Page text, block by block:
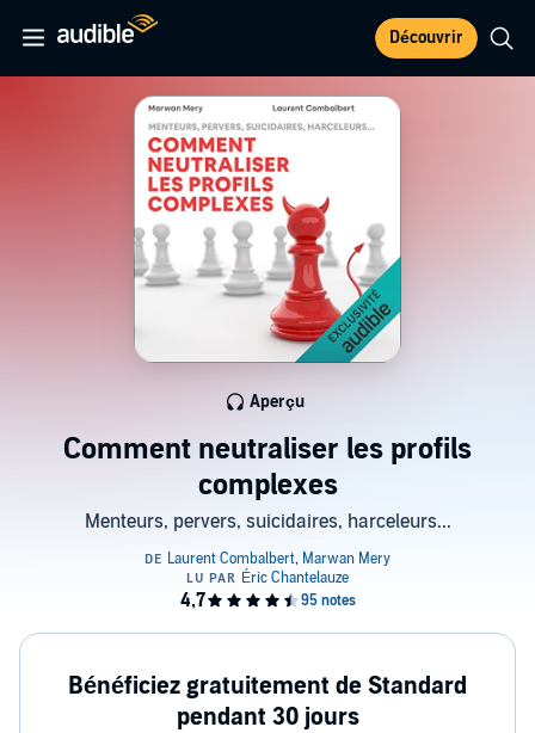
Découvrir
Comment neutraliser les profils
complexes
Menteurs, pervers, suicidaires, harceleurs...
Aperçu
Bénéficiez gratuitement de Standard
pendant 30 jours